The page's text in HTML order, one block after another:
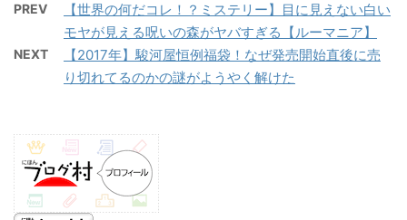
PREV
【世界の何だコレ！？ミステリー】目に見えない白い
モヤが見える呪いの森がヤバすぎる【ルーマニア】
NEXT
【2017年】駿河屋恒例福袋！なぜ発売開始直後に売
り切れてるのかの謎がようやく解けた